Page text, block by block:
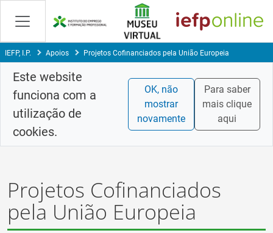
Saltar
para
conteúdo
principal
IEFP, I.P. Apoios Projetos Cofinanciados pela União Europeia
Este website
funciona com a
utilização de
cookies.
OK, não
mostrar
novamente
Para saber
mais clique
aqui
Projetos Cofinanciados
pela União Europeia